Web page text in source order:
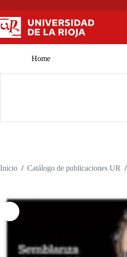
al
contenido
Home
Inicio / Catálogo de publicaciones UR /